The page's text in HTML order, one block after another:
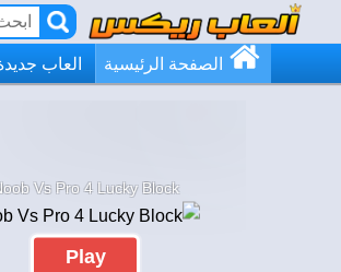
الصفحة الرئيسية العاب
Vs Pro 4 Lucky Block
Play